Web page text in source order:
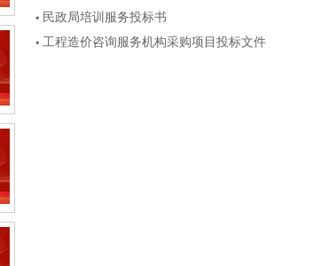
民政局培训服务投标书
工程造价咨询服务机构采购项目投标文件